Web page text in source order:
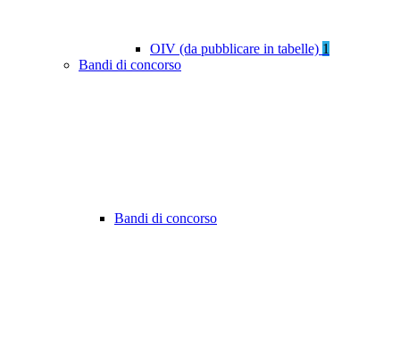
OIV (da pubblicare in tabelle) 1
Bandi di concorso
Bandi di concorso